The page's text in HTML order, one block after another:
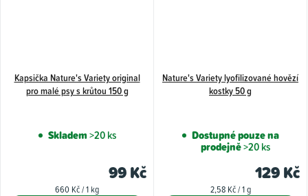
Kapsička Nature's Variety original
pro malé psy s krůtou 150 g
Skladem>20 ks
99 Kč
Měrná
660 Kč / 1 kg
Nature's Variety lyofilizované hovězí
kostky 50 g
Dostupné pouze na
prodejně>20 ks
129 Kč
Měrná
2,58 Kč / 1 g